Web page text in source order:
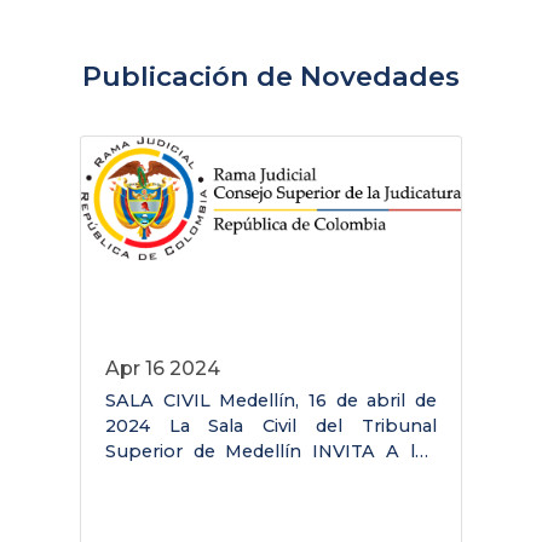
Publicación de Novedades
Apr 16 2024
SALA CIVIL Medellín, 16 de abril de
2024 La Sala Civil del Tribunal
Superior de Medellín INVITA A los